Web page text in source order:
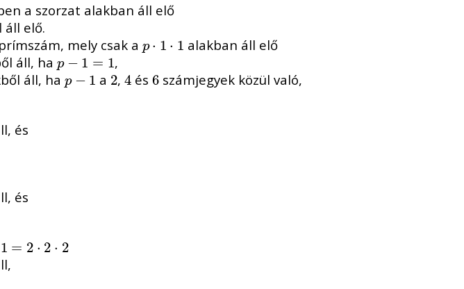
a szorzat alakban áll elő
elő.
mely csak a p ⋅ 1 ⋅ 1
p⋅1⋅ 1
alakban áll elő
áll, ha p − 1 = 1
p −1 = 1
,
áll, ha p − 1
p −1 a 2
2, 4
4és 6
6számjegyek közül való,
és
és
1 = 2 ⋅ 2 ⋅ 2